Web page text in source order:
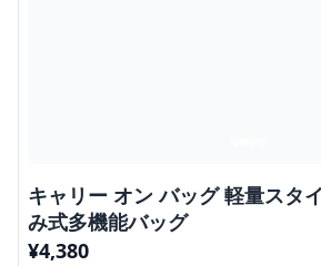
キャリー オン バッグ 軽量スタ
み式多機能バッグ
¥4,380